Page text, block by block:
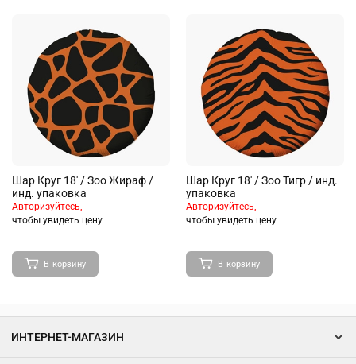
Шар Круг 18' / Зоо Жираф /
инд. упаковка
Авторизуйтесь,
чтобы увидеть цену
В корзину
Шар Круг 18' / Зоо Тигр / инд.
упаковка
Авторизуйтесь,
чтобы увидеть цену
В корзину
ИНТЕРНЕТ-МАГАЗИН